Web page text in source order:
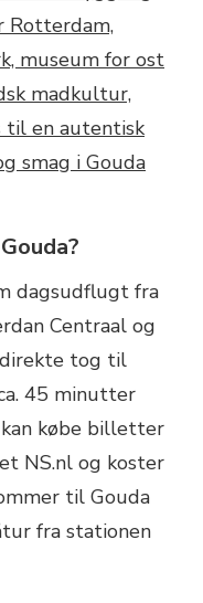
dagsudflugt fra
Centraal og
tog til
45 minutter
købe billetter
NS.nl og koster
til Gouda
fra stationen